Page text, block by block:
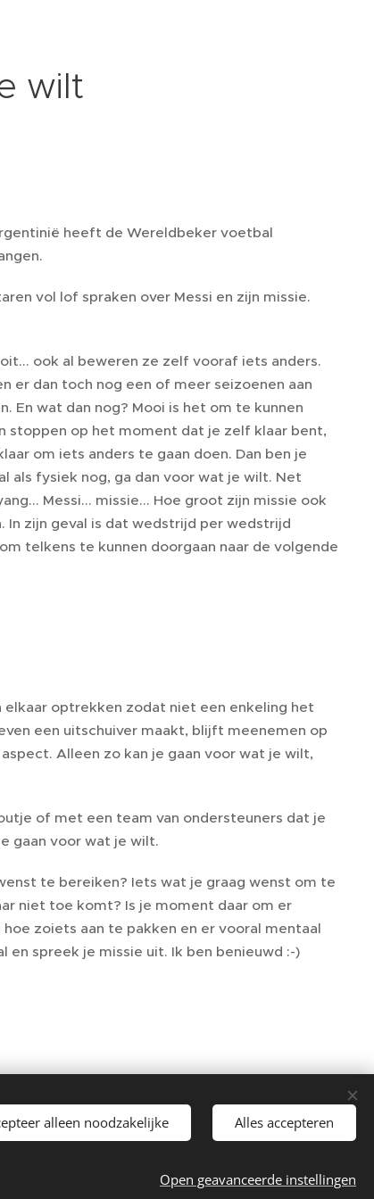
wilt
heeft de Wereldbeker voetbal
vol lof spraken over Messi en zijn missie.
ook al beweren ze zelf vooraf iets anders.
er dan toch nog een of meer seizoenen aan
wat dan nog? Mooi is het om te kunnen
stoppen op het moment dat je zelf klaar bent,
om iets anders te gaan doen. Dan ben je
als fysiek nog, ga dan voor wat je wilt. Net
Messi... missie... Hoe groot zijn missie ook
zijn geval is dat wedstrijd per wedstrijd
telkens te kunnen doorgaan naar de volgende
optrekken zodat niet een enkeling het
een uitschuiver maakt, blijft meenemen op
Alleen zo kan je gaan voor wat je wilt,
of met een team van ondersteuners dat je
gaan voor wat je wilt.
te bereiken? Iets wat je graag wenst om te
niet toe komt? Is je moment daar om er
zoiets aan te pakken en er vooral mentaal
en spreek je missie uit. Ik ben benieuwd :-)
alleen noodzakelijke Alles accepteren
Open geavanceerde instellingen